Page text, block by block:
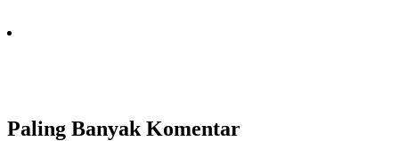
Paling Banyak Komentar